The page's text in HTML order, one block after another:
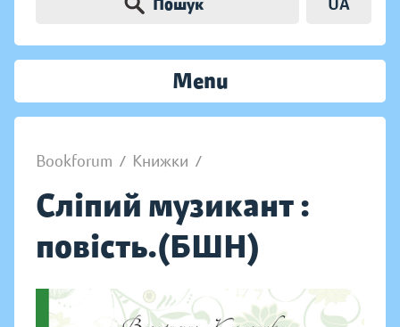
Пошук UA
Menu
Bookforum / Книжки /
Сліпий музикант :
повість.(БШН)